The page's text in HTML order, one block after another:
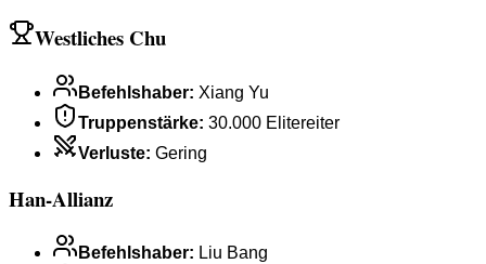
Westliches Chu
Befehlshaber: Xiang Yu
Truppenstärke: 30.000 Elitereiter
Verluste: Gering
Han-Allianz
Befehlshaber: Liu Bang